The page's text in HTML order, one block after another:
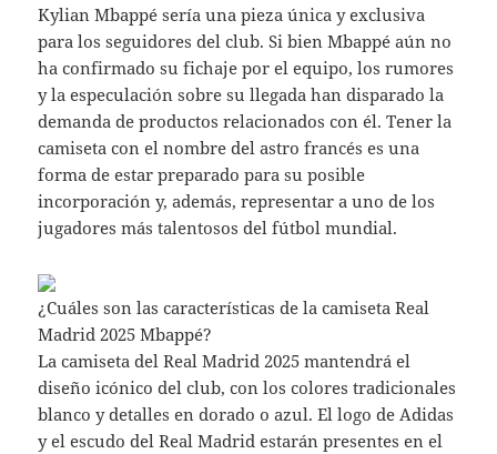
Kylian Mbappé sería una pieza única y exclusiva
para los seguidores del club. Si bien Mbappé aún no
ha confirmado su fichaje por el equipo, los rumores
y la especulación sobre su llegada han disparado la
demanda de productos relacionados con él. Tener la
camiseta con el nombre del astro francés es una
forma de estar preparado para su posible
incorporación y, además, representar a uno de los
jugadores más talentosos del fútbol mundial.
¿Cuáles son las características de la camiseta Real
Madrid 2025 Mbappé?
La camiseta del Real Madrid 2025 mantendrá el
diseño icónico del club, con los colores tradicionales
blanco y detalles en dorado o azul. El logo de Adidas
y el escudo del Real Madrid estarán presentes en el